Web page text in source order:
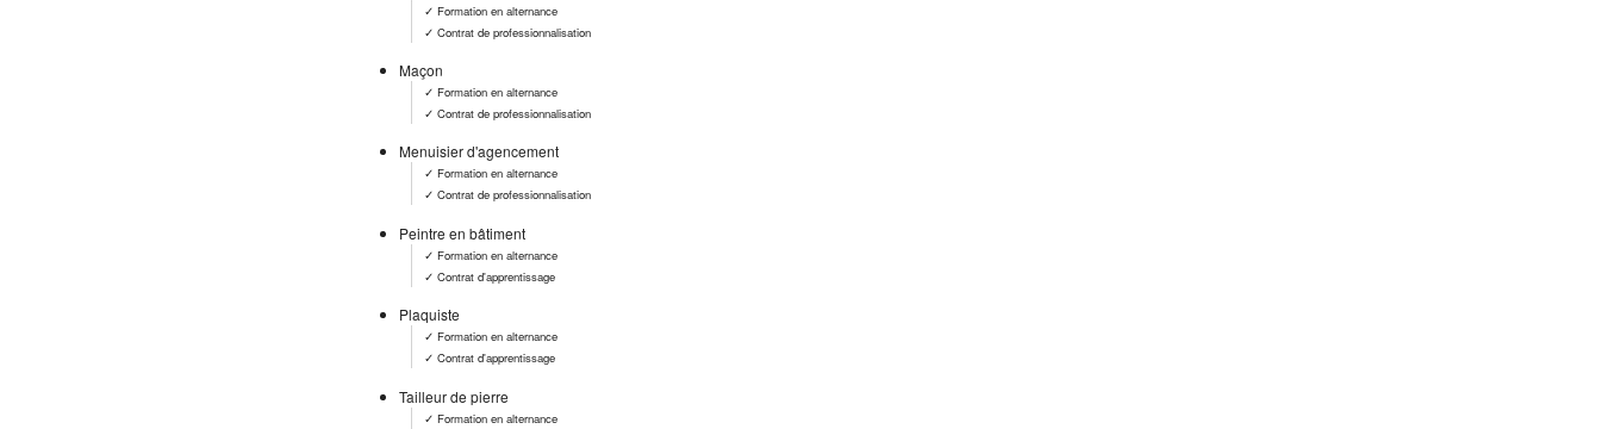
✓ Formation en alternance
✓ Contrat de professionnalisation
Maçon
✓ Formation en alternance
✓ Contrat de professionnalisation
Menuisier d'agencement
✓ Formation en alternance
✓ Contrat de professionnalisation
Peintre en bâtiment
✓ Formation en alternance
✓ Contrat d'apprentissage
Plaquiste
✓ Formation en alternance
✓ Contrat d'apprentissage
Tailleur de pierre
✓ Formation en alternance